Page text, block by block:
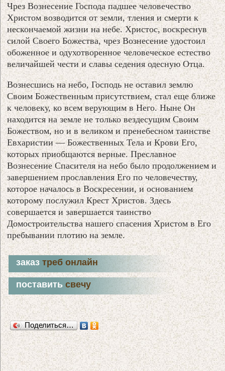
Чрез Вознесение Господа падшее человечество
Христом возводится от земли, тления и смерти к
нескончаемой жизни на небе. Христос, воскреснув
силой Своего Божества, чрез Вознесение удостоил
обоженное и одухотворенное человеческое естество
величайшей чести и славы седения одесную Отца.
Вознесшись на небо, Господь не оставил землю
Своим Божественным присутствием, стал еще ближе
к человеку, ко всем верующим в Него. Ныне Он
находится на земле не только вездесущим Своим
Божеством, но и в великом и пренебесном таинстве
Евхаристии — Божественных Тела и Крови Его,
которых приобщаются верные. Преславное
Вознесение Спасителя на небо было продолжением и
завершением прославления Его по человечеству,
которое началось в Воскресении, и основанием
которому послужил Крест Христов. Здесь
совершается и завершается таинство
Домостроительства нашего спасения Христом в Его
пребывании плотию на земле.
заказтреб онлайн
поставитьсвечу
Поделиться…